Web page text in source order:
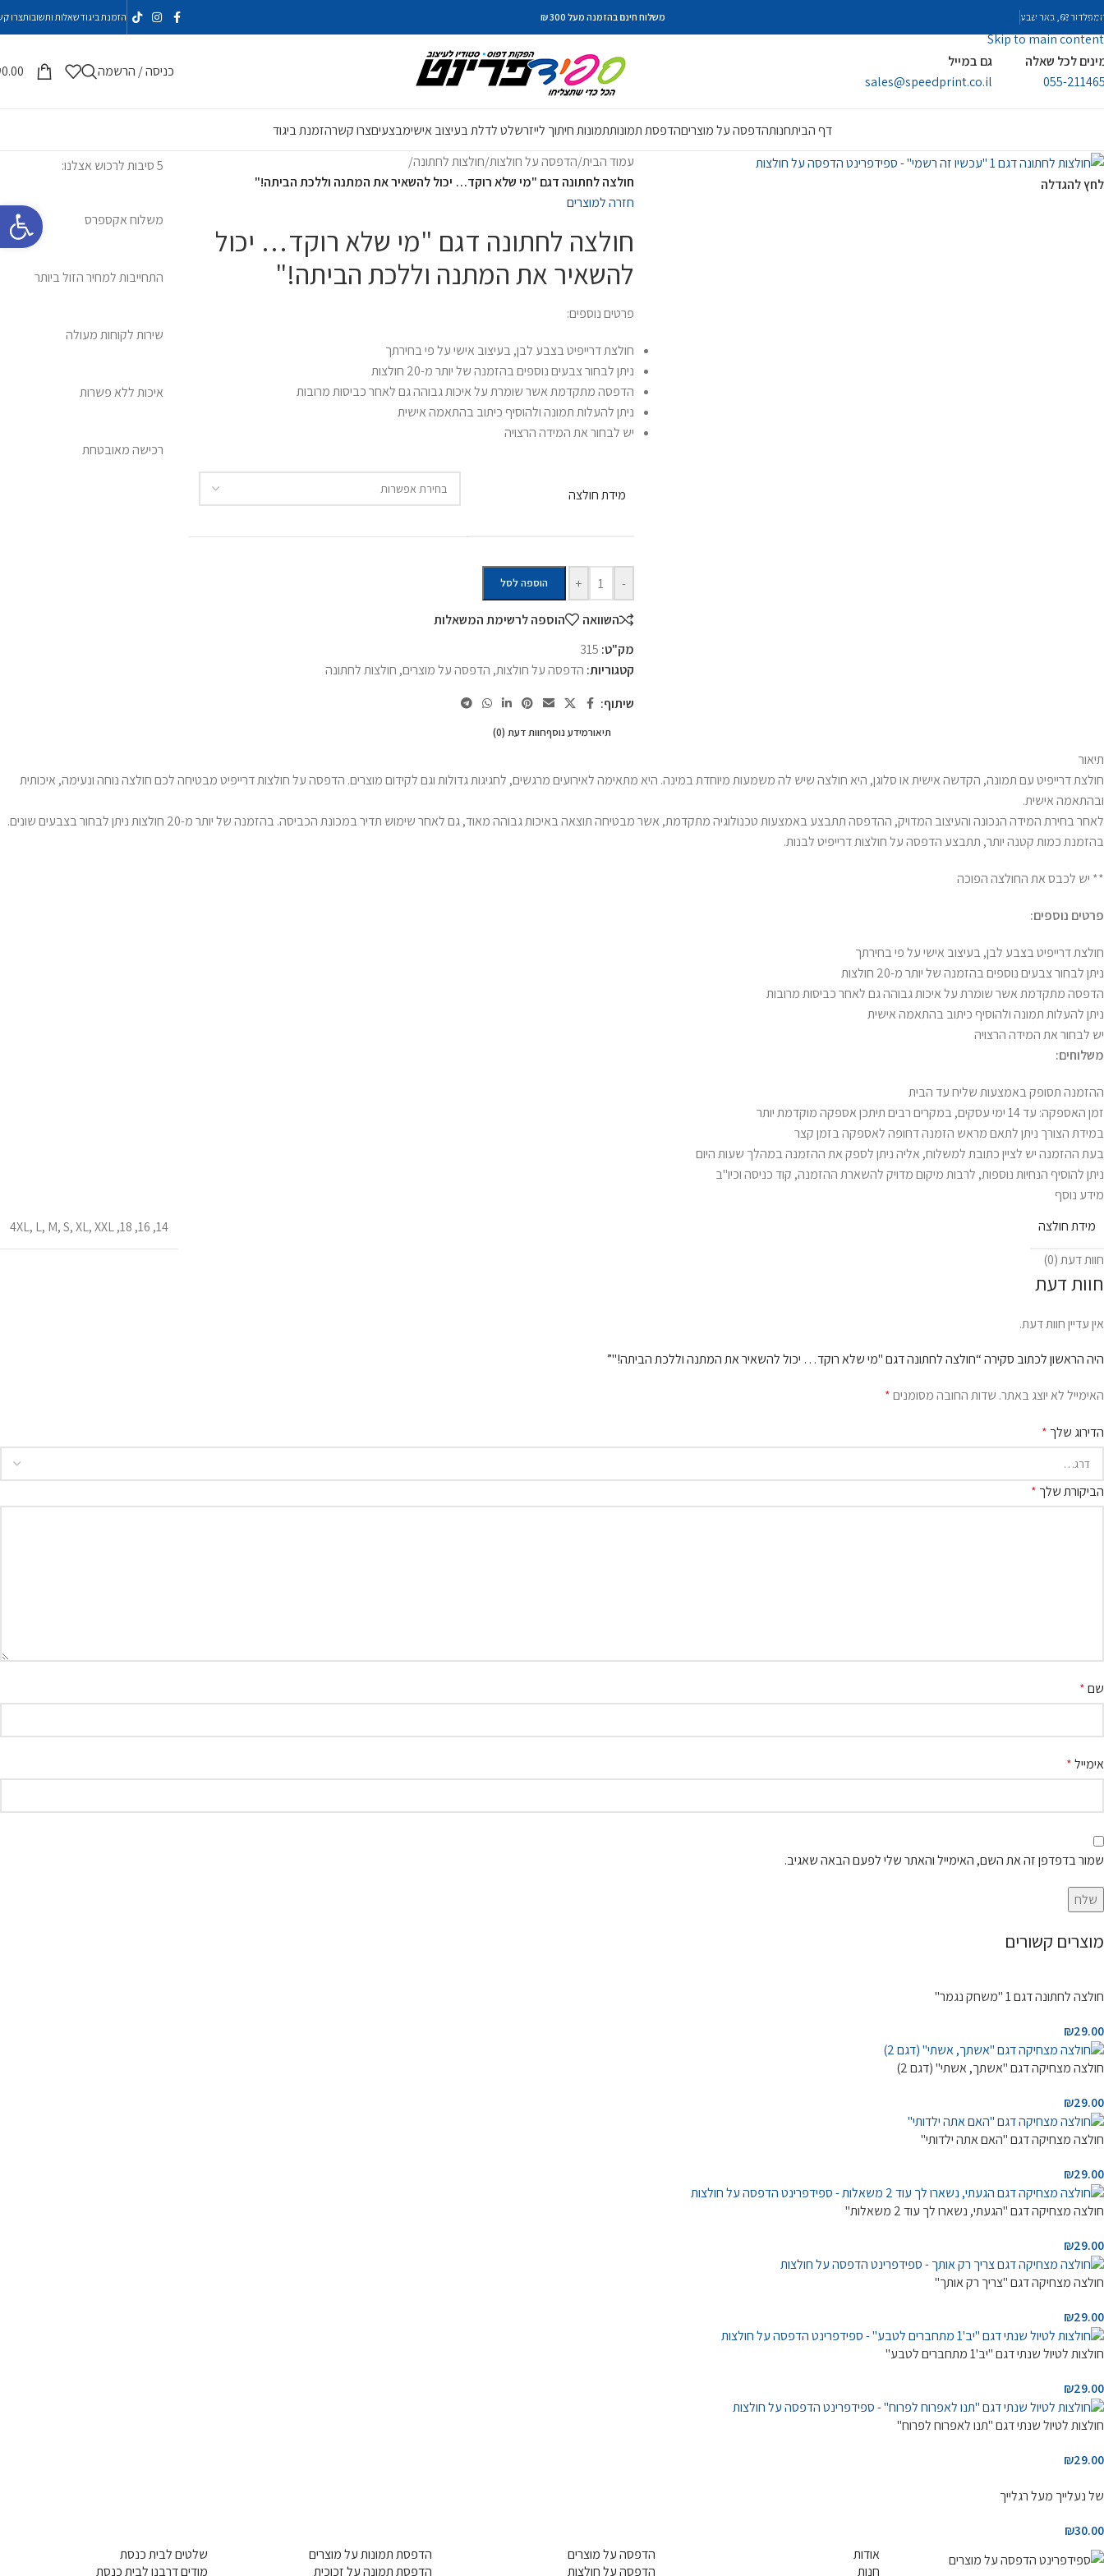
פתח
Skip to navigation
Skip to main content
68, באר שבע משלוח חינם בהזמנה מעל 300 ₪ הזמנת ביגודשאלות ותשובותצרו
לכל שאלה
055-
גם במייל
sales@speedprint.co.il
כניסה / הרשמה 0.00
דף הביתחנותהדפסה על מוצריםהדפסת תמונותתמונות חיתוך לייזרשלט לדלת בעיצוב אישימבצעיםצרו קשרהזמנת ביגוד
לחץ להגדלה
עמוד הבית/הדפסה על חולצות/חולצות לחתונה/
חולצה לחתונה דגם "מי שלא רוקד… יכול להשאיר את המתנה וללכת הביתה!"
חזרה למוצרים
חולצה לחתונה דגם "מי שלא רוקד… יכול
להשאיר את המתנה וללכת הביתה!"
פרטים נוספים:
חולצת דרייפיט בצבע לבן, בעיצוב אישי על פי בחירתך
ניתן לבחור צבעים נוספים בהזמנה של יותר מ-20 חולצות
הדפסה מתקדמת אשר שומרת על איכות גבוהה גם לאחר כביסות מרובות
ניתן להעלות תמונה ולהוסיף כיתוב בהתאמה אישית
יש לבחור את המידה הרצויה
מידת חולצה
-
+ הוספה לסל
השוואה
הוספה לרשימת המשאלות
מק"ט: 315
קטגוריות: הדפסה על חולצות, הדפסה על מוצרים, חולצות לחתונה
שיתוף:
5 סיבות לרכוש אצלנו:
משלוח אקספרס
התחייבות למחיר הזול ביותר
שירות לקוחות מעולה
איכות ללא פשרות
רכישה מאובטחת
תיאורמידע נוסףחוות דעת (0)
תיאור
חולצת דרייפיט עם תמונה, הקדשה אישית או סלוגן, היא חולצה שיש לה משמעות מיוחדת במינה. היא מתאימה לאירועים מרגשים, לחגיגות גדולות וגם לקידום מוצרים. הדפסה על חולצות דרייפיט מבטיחה לכם חולצה נוחה ונעימה, איכותית
ובהתאמה אישית.
לאחר בחירת המידה הנכונה והעיצוב המדויק, ההדפסה תתבצע באמצעות טכנולוגיה מתקדמת, אשר מבטיחה תוצאה באיכות גבוהה מאוד, גם לאחר שימוש תדיר במכונת הכביסה. בהזמנה של יותר מ-20 חולצות ניתן לבחור בצבעים שונים.
בהזמנת כמות קטנה יותר, תתבצע הדפסה על חולצות דרייפיט לבנות.
** יש לכבס את החולצה הפוכה
פרטים נוספים:
חולצת דרייפיט בצבע לבן, בעיצוב אישי על פי בחירתך
ניתן לבחור צבעים נוספים בהזמנה של יותר מ-20 חולצות
הדפסה מתקדמת אשר שומרת על איכות גבוהה גם לאחר כביסות מרובות
ניתן להעלות תמונה ולהוסיף כיתוב בהתאמה אישית
יש לבחור את המידה הרצויה
משלוחים:
ההזמנה תסופק באמצעות שליח עד הבית
זמן האספקה: עד 14 ימי עסקים, במקרים רבים תיתכן אספקה מוקדמת יותר
במידת הצורך ניתן לתאם מראש הזמנה דחופה לאספקה בזמן קצר
בעת ההזמנה יש לציין כתובת למשלוח, אליה ניתן לספק את ההזמנה במהלך שעות היום
ניתן להוסיף הנחיות נוספות, לרבות מיקום מדויק להשארת ההזמנה, קוד כניסה וכיו"ב
מידע נוסף
מידת חולצה
14
,
16
,
18
,
4XL, L, M,S,XL,XXL
חוות דעת (0)
חוות דעת
אין עדיין חוות דעת.
היה הראשון לכתוב סקירה “חולצה לחתונה דגם "מי שלא רוקד… יכול להשאיר את המתנה וללכת הביתה!"”
האימייל לא יוצג באתר. שדות החובה מסומנים*
הדירוג שלך *
הביקורת שלך *
שם*
אימייל*
שמור בדפדפן זה את השם, האימייל והאתר שלי לפעם הבאה שאגיב.
מוצרים קשורים
חולצה לחתונה דגם 1 "משחק נגמר"
₪29.00
חולצה מצחיקה דגם "אשתך, אשתי" (דגם 2)
₪29.00
חולצה מצחיקה דגם "האם אתה ילדותי"
₪29.00
חולצה מצחיקה דגם "הגעתי, נשארו לך עוד 2 משאלות"
₪29.00
חולצה מצחיקה דגם "צריך רק אותך"
₪29.00
חולצות לטיול שנתי דגם "יב'1 מתחברים לטבע"
₪29.00
חולצות לטיול שנתי דגם "תנו לאפרוח לפרוח"
₪29.00
של נעלייך מעל רגלייך
₪30.00
אודות
חנות
הדפסה על מוצרים
הדפסה על חולצות
הדפסת תמונות על מוצרים
הדפסת תמונה על זכוכית
שלטים לבית כנסת
מודים דרבנן לבית כנסת